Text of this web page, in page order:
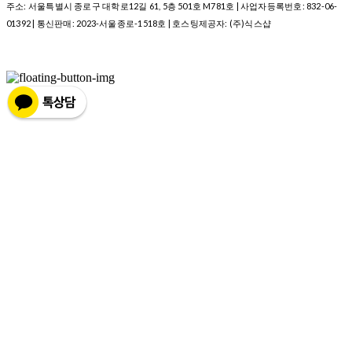
주소: 서울특별시 종로구 대학로12길 61, 5층 501호 M781호 | 사업자등록번호: 832-06-
01392 | 통신판매: 2023-서울종로-1518호 | 호스팅제공자: (주)식스샵